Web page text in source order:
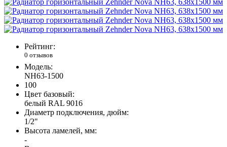
Рейтинг:
0 отзывов
Модель:
NH63-1500
100
Цвет базовый:
белый RAL 9016
Диаметр подключения, дюйм:
1/2"
Высота ламелей, мм:
-